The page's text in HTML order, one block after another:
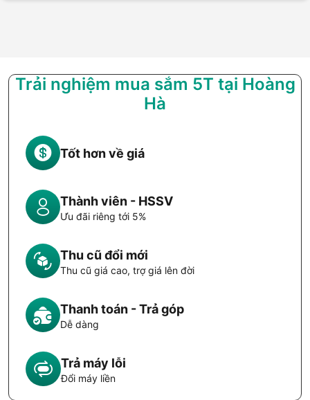
Trải nghiệm mua sắm 5T tại Hoàng
Hà
Tốt hơn về giá
Thành viên - HSSV
Ưu đãi riêng tới 5%
Thu cũ đổi mới
Thu cũ giá cao, trợ giá lên đời
Thanh toán - Trả góp
Dễ dàng
Trả máy lỗi
Đổi máy liền